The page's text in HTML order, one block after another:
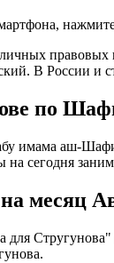
правовых
В России и
по
имама аш-
сегодня
месяц
для